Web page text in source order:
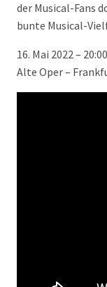
der Musical-Fans
bunte Musical-
16. Mai 2022 –
Alte Oper –